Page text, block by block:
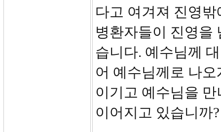
다고 여겨져 진영
병환자들이 진영을
습니다. 예수님께
어 예수님께로 나
이기고 예수님을
이어지고 있습니까?